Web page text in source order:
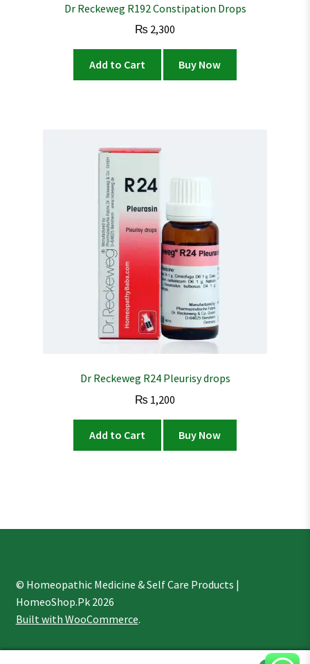
Dr Reckeweg R192 Constipation Drops
₨ 2,300
Add to Cart Buy Now
Dr Reckeweg R24 Pleurisy drops
₨ 1,200
Add to Cart Buy Now
© Homeopathic Medicine & Self Care Products |
HomeoShop.Pk 2026
Built with WooCommerce.